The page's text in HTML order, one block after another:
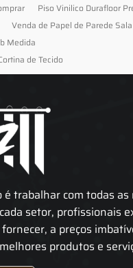
Piso Vinilico Durafloor
Venda de Papel de Parede Sala
Medida
de Tecido
é trabalhar com todas as
setor, profissionais
a preços
produtos e